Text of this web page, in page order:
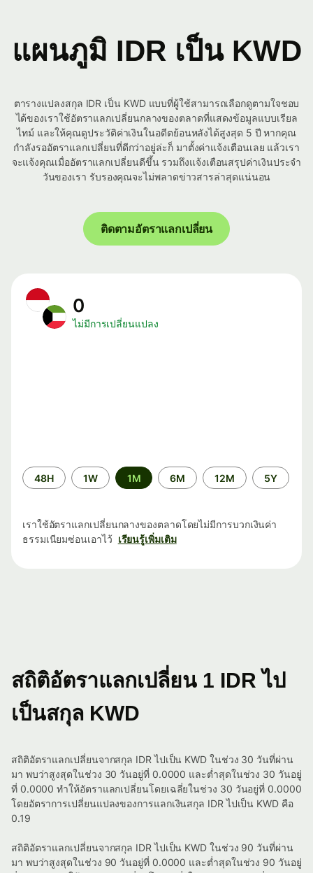
แผนภูมิ IDR เป็น KWD
ตารางแปลงสกุล IDR เป็น KWD แบบที่ผู้ใช้สามารถเลือกดูตามใจชอบ
ได้ของเราใช้อัตราแลกเปลี่ยนกลางของตลาดที่แสดงข้อมูลแบบเรียล
ไทม์ และให้คุณดูประวัติค่าเงินในอดีตย้อนหลังได้สูงสุด 5 ปี หากคุณ
กำลังรออัตราแลกเปลี่ยนที่ดีกว่าอยู่ล่ะก็ มาตั้งค่าแจ้งเตือนเลย แล้วเรา
จะแจ้งคุณเมื่ออัตราแลกเปลี่ยนดีขึ้น รวมถึงแจ้งเตือนสรุปค่าเงินประจำ
วันของเรา รับรองคุณจะไม่พลาดข่าวสารล่าสุดแน่นอน
ติดตามอัตราแลกเปลี่ยน
0
ไม่มีการเปลี่ยนแปลง
ระยะ
เวลา
48H 1W 1M 6M 12M 5Y
เราใช้อัตราแลกเปลี่ยนกลางของตลาดโดยไม่มีการบวกเงินค่า
ธรรมเนียมซ่อนเอาไว้ เรียนรู้เพิ่มเติม
สถิติอัตราแลกเปลี่ยน 1 IDR ไป
เป็นสกุล KWD
สถิติอัตราแลกเปลี่ยนจากสกุล IDR ไปเป็น KWD ในช่วง 30 วันที่ผ่าน
มา พบว่าสูงสุดในช่วง 30 วันอยู่ที่ 0.0000 และต่ำสุดในช่วง 30 วันอยู่
ที่ 0.0000 ทำให้อัตราแลกเปลี่ยนโดยเฉลี่ยในช่วง 30 วันอยู่ที่ 0.0000
โดยอัตราการเปลี่ยนแปลงของการแลกเงินสกุล IDR ไปเป็น KWD คือ
0.19
สถิติอัตราแลกเปลี่ยนจากสกุล IDR ไปเป็น KWD ในช่วง 90 วันที่ผ่าน
มา พบว่าสูงสุดในช่วง 90 วันอยู่ที่ 0.0000 และต่ำสุดในช่วง 90 วันอยู่